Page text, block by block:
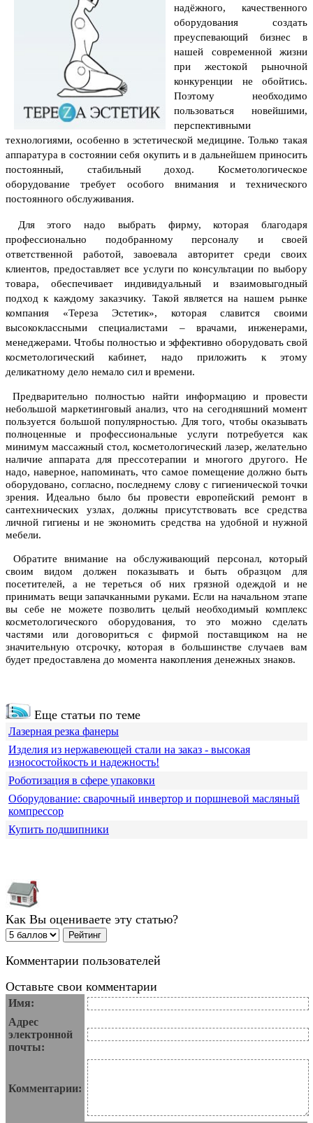
надёжного, качественного
оборудования создать
преуспевающий бизнес в
нашей современной жизни
при жестокой рыночной
конкуренции не обойтись.
Поэтому необходимо
пользоваться новейшими,
перспективными
технологиями, особенно в эстетической медицине. Только такая
аппаратура в состоянии себя окупить и в дальнейшем приносить
постоянный, стабильный доход. Косметологическое
оборудование требует особого внимания и технического
постоянного обслуживания.
Для этого надо выбрать фирму, которая благодаря
профессионально подобранному персоналу и своей
ответственной работой, завоевала авторитет среди своих
клиентов, предоставляет все услуги по консультации по выбору
товара, обеспечивает индивидуальный и взаимовыгодный
подход к каждому заказчику.
Такой является на нашем рынке
компания «Тереза Эстетик», которая славится своими
высококлассными специалистами – врачами, инженерами,
менеджерами. Чтобы полностью и эффективно оборудовать свой
косметологический кабинет, надо приложить к этому
деликатному дело немало сил и времени.
Предварительно полностью найти информацию и провести
небольшой маркетинговый анализ, что на сегодняшний момент
пользуется большой популярностью. Для того, чтобы оказывать
полноценные и профессиональные услуги потребуется как
минимум массажный стол, косметологический лазер, желательно
наличие аппарата для прессотерапии и многого другого. Не
надо, наверное, напоминать, что самое помещение должно быть
оборудовано, согласно, последнему слову с гигиенической точки
зрения. Идеально было бы провести европейский ремонт в
сантехнических узлах, должны присутствовать все средства
личной гигиены и не экономить средства на удобной и нужной
мебели.
Обратите внимание на обслуживающий персонал, который
своим видом должен показывать и быть образцом для
посетителей, а не тереться об них грязной одеждой и не
принимать вещи запачканными руками. Если на начальном этапе
вы себе не можете позволить целый необходимый комплекс
косметологического оборудования, то это можно сделать
частями или договориться с фирмой поставщиком на не
значительную отсрочку, которая в большинстве случаев вам
будет предоставлена до момента накопления денежных знаков.
Еще статьи по теме
Лазерная резка фанеры
Изделия из нержавеющей стали на заказ - высокая
износостойкость и надежность!
Роботизация в сфере упаковки
Оборудование: сварочный инвертор и поршневой масляный
компрессор
Купить подшипники
Как Вы оцениваете эту статью?
Комментарии пользователей
Оставьте свои комментарии
Имя:
Адрес
электронной
почты:
Комментарии: